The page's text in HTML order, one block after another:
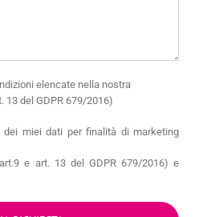
elencate nella nostra
13 del GDPR 679/2016)
dei miei dati per finalità di marketing
e art. 13 del GDPR 679/2016) e